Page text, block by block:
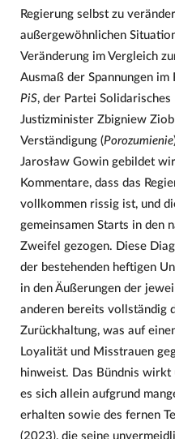
Regierung selbst zu
außergewöhnlichen
Veränderung im Vergleich
Ausmaß der Spannungen im
PiS, der Partei Solidarisches
Justizminister Zbigniew
Verständigung (Porozumienie
Jarosław Gowin gebildet
Kommentare, dass das
vollkommen rissig ist, und
gemeinsamen Starts in den
Zweifel gezogen. Diese
der bestehenden heftigen
in den Äußerungen der
anderen bereits vollständig
Zurückhaltung, was auf
Loyalität und Misstrauen
hinweist. Das Bündnis wirkt
es sich allein aufgrund
erhalten sowie des fernen
(2023), die seine